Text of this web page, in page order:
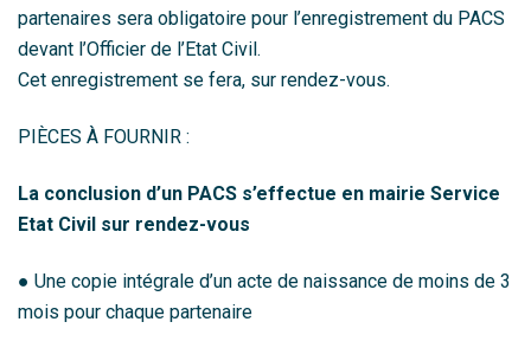
partenaires sera obligatoire pour l’enregistrement du PACS
devant l’Officier de l’Etat Civil.
Cet enregistrement se fera, sur rendez-vous.
PIÈCES À FOURNIR :
La conclusion d’un PACS s’effectue en mairie Service
Etat Civil sur rendez-vous
● Une copie intégrale d’un acte de naissance de moins de 3
mois pour chaque partenaire